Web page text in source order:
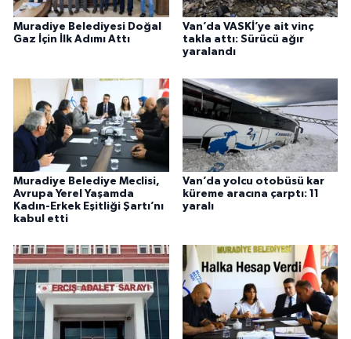
Muradiye Belediyesi Doğal
Gaz İçin İlk Adımı Attı
Van’da VASKİ’ye ait vinç
takla attı: Sürücü ağır
yaralandı
Muradiye Belediye Meclisi,
Avrupa Yerel Yaşamda
Kadın-Erkek Eşitliği Şartı’nı
kabul etti
Van’da yolcu otobüsü kar
küreme aracına çarptı: 11
yaralı